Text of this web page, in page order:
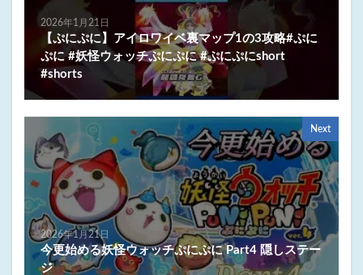
2026年1月21日
【ぷにぷに】アイロワイベ裏マップ1の3攻略#ぷに
ぷに #妖怪ウォッチぷにぷに #ぷにぷにshort
#shorts
Next
2026年1月21日
今更始める妖怪ウォッチぷにぷに Part4 隠しステー
ジ